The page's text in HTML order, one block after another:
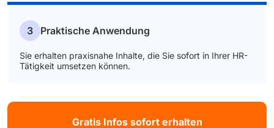
3 Praktische Anwendung
Sie erhalten praxisnahe Inhalte, die Sie sofort in Ihrer HR-
Tätigkeit umsetzen können.
Gratis Infos sofort erhalten